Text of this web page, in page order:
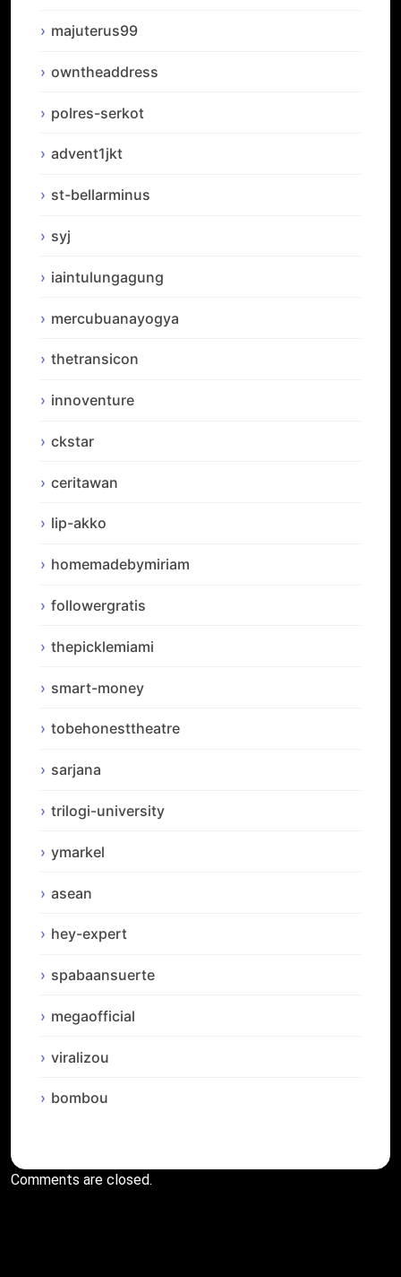
majuterus99
owntheaddress
polres-serkot
advent1jkt
st-bellarminus
syj
iaintulungagung
mercubuanayogya
thetransicon
innoventure
ckstar
ceritawan
lip-akko
homemadebymiriam
followergratis
thepicklemiami
smart-money
tobehonesttheatre
sarjana
trilogi-university
ymarkel
asean
hey-expert
spabaansuerte
megaofficial
viralizou
bombou
Comments are closed.